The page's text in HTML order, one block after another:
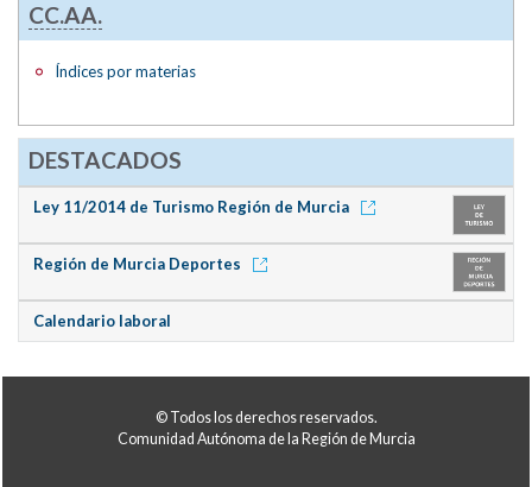
CC.AA.
Índices por materias
DESTACADOS
Ley 11/2014 de Turismo Región de Murcia
Región de Murcia Deportes
Calendario laboral
© Todos los derechos reservados.
Comunidad Autónoma de la Región de Murcia